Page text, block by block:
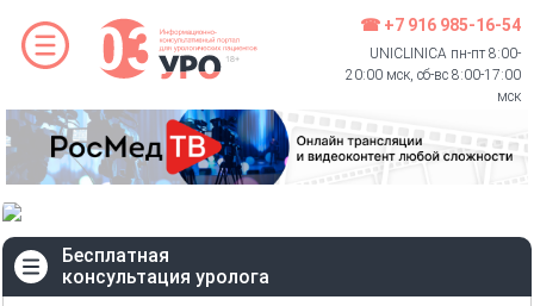
☎ +7 916 985-16-54
UNICLINICA пн-пт 8:00-
20:00 мск, сб-вс 8:00-17:00
мск
Бесплатная
консультация уролога